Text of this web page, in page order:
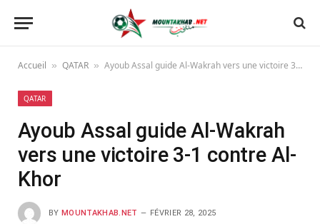
Accueil » QATAR » Ayoub Assal guide Al-Wakrah vers une victoire 3-1 contre Al-Khor
QATAR
Ayoub Assal guide Al-Wakrah
vers une victoire 3-1 contre Al-
Khor
BY MOUNTAKHAB.NET FÉVRIER 28, 2025